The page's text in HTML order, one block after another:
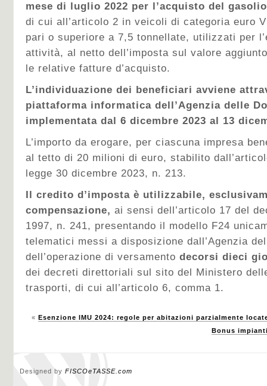
mese di luglio 2022 per l’acquisto del
di cui all’articolo 2 in veicoli di categoria euro
pari o superiore a 7,5 tonnellate, utilizzati per
attività, al netto dell’imposta sul valore
le relative fatture d’acquisto.
L’individuazione dei beneficiari avviene
piattaforma informatica dell’Agenzia delle
implementata dal 6 dicembre 2023 al 13
L’importo da erogare, per ciascuna impresa
al tetto di 20 milioni di euro, stabilito
legge 30 dicembre 2023, n. 213.
Il credito d’imposta è utilizzabile,
compensazione, ai sensi dell’articolo 17 del
1997, n. 241, presentando il modello F24
telematici messi a disposizione dall’Agenzia
dell’operazione di versamento decorsi dieci
dei decreti direttoriali sul sito del Ministero
trasporti, di cui all’articolo 6, comma 1.
« Esenzione IMU 2024: regole per abitazioni parzialmente
Bonus
Designed by FISCOeTASSE.com